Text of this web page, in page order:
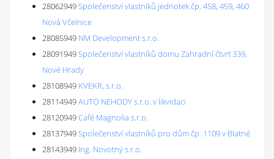
28062949Společenství vlastníků jednotek čp. 458, 459, 460
Nová Včelnice
28085949 NM Development s.r.o.
28091949Společenství vlastníků domu Zahradní čtvrť 339,
Nové Hrady
28108949 KVEKR, s.r.o.
28114949AUTO NEHODY s.r.o. v likvidaci
28120949Café Magnolia s.r.o.
28137949Společenství vlastníků pro dům čp. 1109 v Blatné
28143949 Ing. Novotný s.r.o.